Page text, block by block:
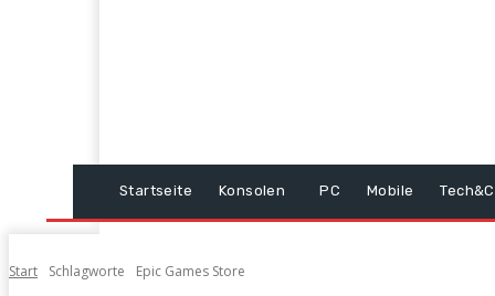
Startseite Konsolen PC Mobile
Start Schlagworte Epic Games Store